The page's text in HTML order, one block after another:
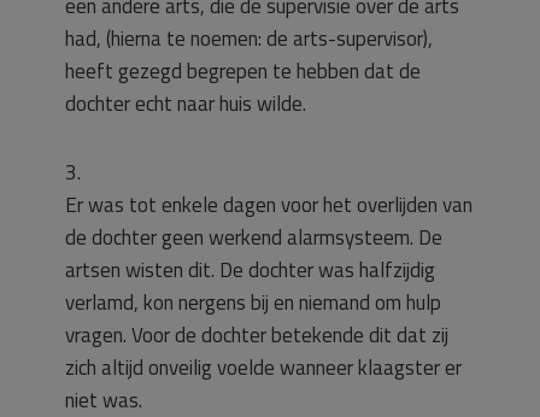
had, (hierna te noemen: de arts-supervisor),
heeft gezegd begrepen te hebben dat de
dochter echt naar huis wilde.
3.
Er was tot enkele dagen voor het overlijden van
de dochter geen werkend alarmsysteem. De
artsen wisten dit. De dochter was halfzijdig
verlamd, kon nergens bij en niemand om hulp
vragen. Voor de dochter betekende dit dat zij
zich altijd onveilig voelde wanneer klaagster er
niet was.